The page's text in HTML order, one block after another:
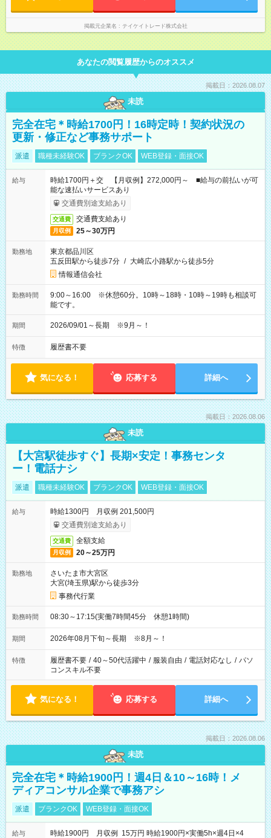
掲載元企業名 テイケイトレード株式会社
あなたの閲覧履歴からのオススメ
掲載日：2026.08.07
未読
完全在宅＊時給1700円！16時定時！契約状況の
更新・修正など事務サポート
派遣 職種未経験OK ブランクOK WEB登録・面接OK
給与
時給1700円＋交 【月収例】272,000円～ ■給与の前払いが可
能な速払いサービスあり
交通費別途支給あり
交通費 交通費支給あり
月収例 25～30万円
勤務地
東京都品川区
五反田駅から徒歩7分 / 大崎広小路駅から徒歩5分
情報通信会社
勤務時間
9:00～16:00 ※休憩60分。10時～18時・10時～19時も相談可
能です。
期間 2026/09/01～長期 ※9月～！
特徴 履歴書不要
気になる！ 応募する 詳細へ
掲載日：2026.08.06
未読
【大宮駅徒歩すぐ】長期×安定！事務センタ
ー！電話ナシ
派遣 職種未経験OK ブランクOK WEB登録・面接OK
給与
時給1300円 月収例 201,500円
交通費別途支給あり
交通費 全額支給
月収例 20～25万円
勤務地
さいたま市大宮区
大宮(埼玉県)駅から徒歩3分
事務代行業
勤務時間 08:30～17:15(実働7時間45分 休憩1時間)
期間 2026年08月下旬～長期 ※8月～！
特徴 履歴書不要 / 40～50代活躍中 / 服装自由 / 電話対応なし / パソ
コンスキル不要
気になる！ 応募する 詳細へ
掲載日：2026.08.06
未読
完全在宅＊時給1900円！週4日＆10～16時！メ
ディアコンサル企業で事務アシ
派遣 ブランクOK WEB登録・面接OK
給与
時給1900円 月収例 15万円 時給1900円×実働5h×週4日×4